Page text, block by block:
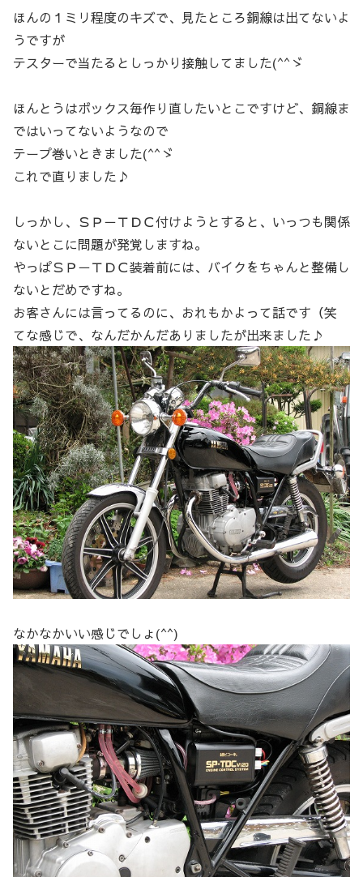
ほんの１ミリ程度のキズで、見たところ銅線は出てないよ
うですが
テスターで当たるとしっかり接触してました(^^ゞ
ほんとうはボックス毎作り直したいとこですけど、銅線ま
ではいってないようなので
テープ巻いときました(^^ゞ
これで直りました♪
しっかし、ＳＰ－ＴＤＣ付けようとすると、いっつも関係
ないとこに問題が発覚しますね。
やっぱＳＰ－ＴＤＣ装着前には、バイクをちゃんと整備し
ないとだめですね。
お客さんには言ってるのに、おれもかよって話です（笑
てな感じで、なんだかんだありましたが出来ました♪
なかなかいい感じでしょ(^^)